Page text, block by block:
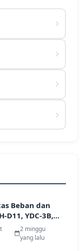
Beban dan
D11, YDC-3B,
Tim
2 minggu
yang lalu